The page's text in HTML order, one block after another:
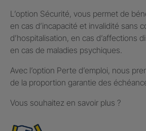
L’option Sécurité, vous permet de
en cas d’incapacité et invalidité sans
d’hospitalisation, en cas d’affections
en cas de maladies psychiques.
Avec l’option Perte d’emploi, nous
de la proportion garantie des
Vous souhaitez en savoir plus ?